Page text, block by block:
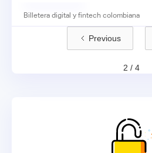
Billetera digital y fintech colombiana
Previous
2 / 4